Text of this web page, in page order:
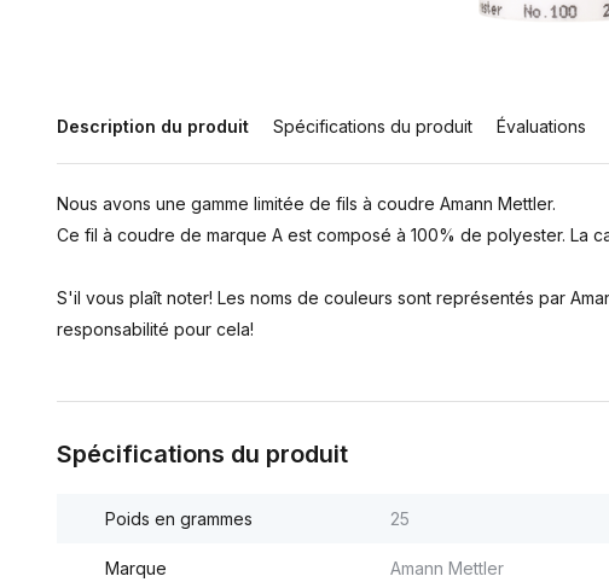
Description du produit Spécifications du produit Évaluations
Nous avons une gamme limitée de fils à coudre Amann Mettler.
Ce fil à coudre de marque A est composé à 100% de polyester. La
S'il vous plaît noter! Les noms de couleurs sont représentés par
responsabilité pour cela!
Spécifications du produit
Poids en grammes 25
Marque Amann Mettler